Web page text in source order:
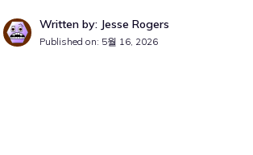
Written by: Jesse Rogers
Published on: 5월 16, 2026